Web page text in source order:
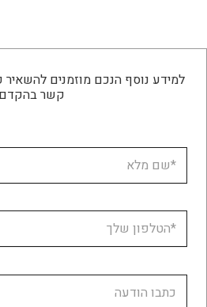
למידע נוסף הנכם מוזמנים להשאיר
קשר